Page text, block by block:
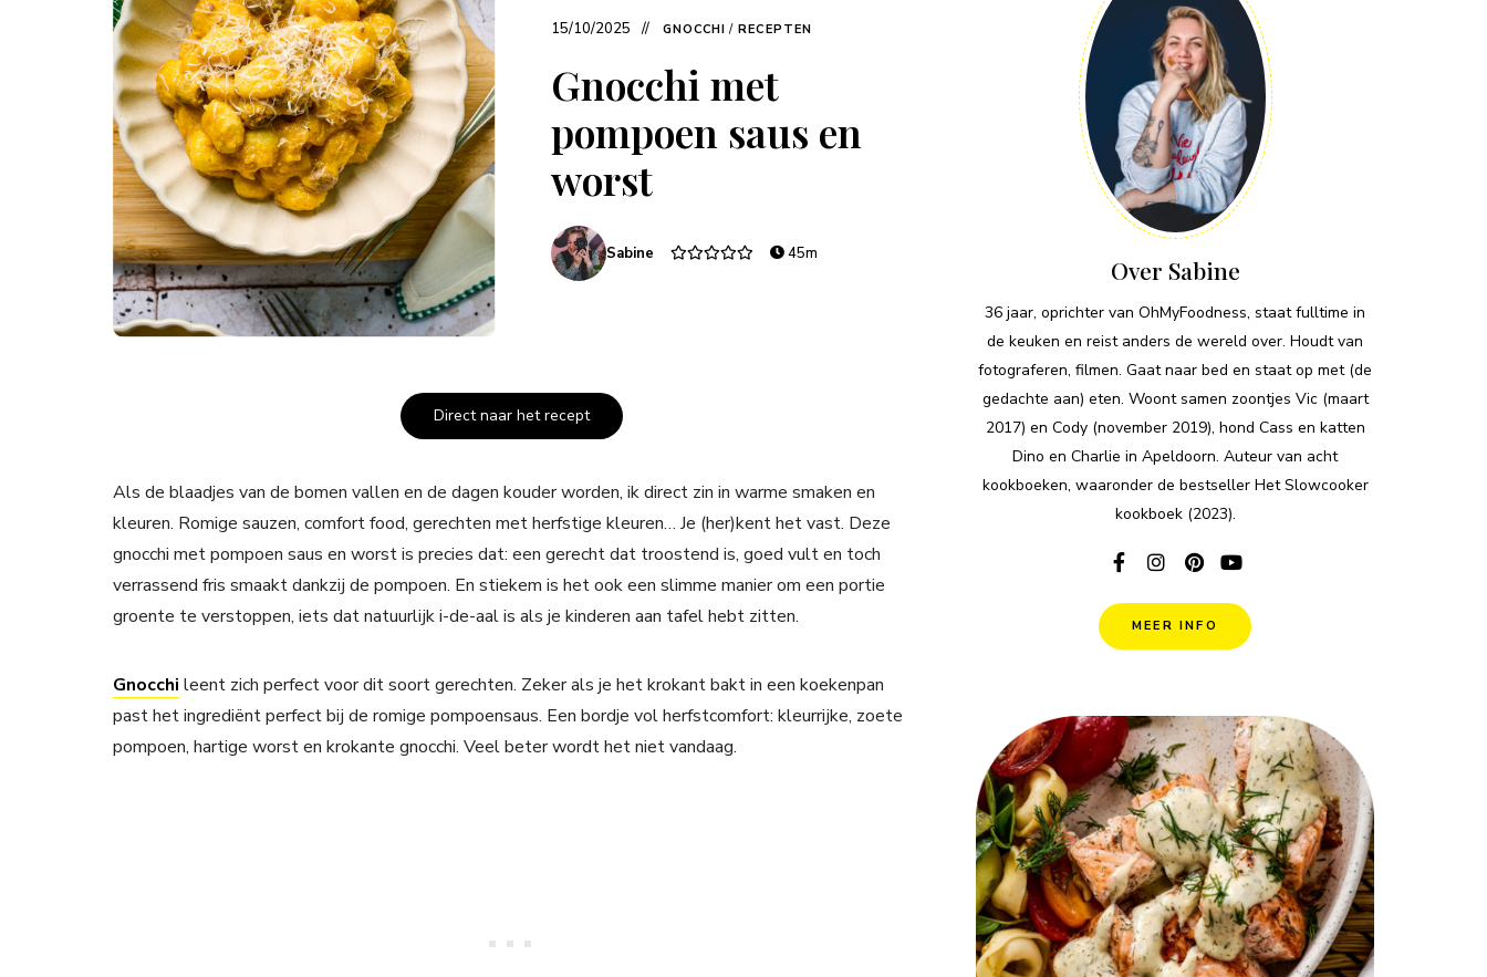
15/10/2025 GNOCCHI / RECEPTEN
Gnocchi met
pompoen saus en
worst
Sabine 45m
Direct naar het recept
Als de blaadjes van de bomen vallen en de dagen kouder worden, ik direct zin in warme smaken en
kleuren. Romige sauzen, comfort food, gerechten met herfstige kleuren… Je (her)kent het vast. Deze
gnocchi met pompoen saus en worst is precies dat: een gerecht dat troostend is, goed vult en toch
verrassend fris smaakt dankzij de pompoen. En stiekem is het ook een slimme manier om een portie
groente te verstoppen, iets dat natuurlijk i-de-aal is als je kinderen aan tafel hebt zitten.
Gnocchi leent zich perfect voor dit soort gerechten. Zeker als je het krokant bakt in een koekenpan
past het ingrediënt perfect bij de romige pompoensaus. Een bordje vol herfstcomfort: kleurrijke, zoete
pompoen, hartige worst en krokante gnocchi. Veel beter wordt het niet vandaag.
Over Sabine
36 jaar, oprichter van OhMyFoodness, staat fulltime in
de keuken en reist anders de wereld over. Houdt van
fotograferen, filmen. Gaat naar bed en staat op met (de
gedachte aan) eten. Woont samen zoontjes Vic (maart
2017) en Cody (november 2019), hond Cass en katten
Dino en Charlie in Apeldoorn. Auteur van acht
kookboeken, waaronder de bestseller Het Slowcooker
kookboek (2023).
MEER INFO